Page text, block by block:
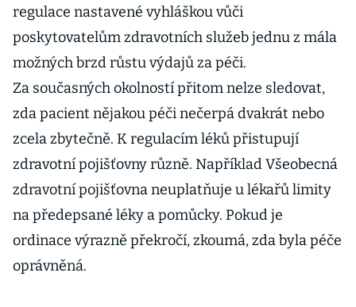
regulace nastavené vyhláškou vůči
poskytovatelům zdravotních služeb jednu z mála
možných brzd růstu výdajů za péči.
Za současných okolností přitom nelze sledovat,
zda pacient nějakou péči nečerpá dvakrát nebo
zcela zbytečně. K regulacím léků přistupují
zdravotní pojišťovny různě. Například Všeobecná
zdravotní pojišťovna neuplatňuje u lékařů limity
na předepsané léky a pomůcky. Pokud je
ordinace výrazně překročí, zkoumá, zda byla péče
oprávněná.